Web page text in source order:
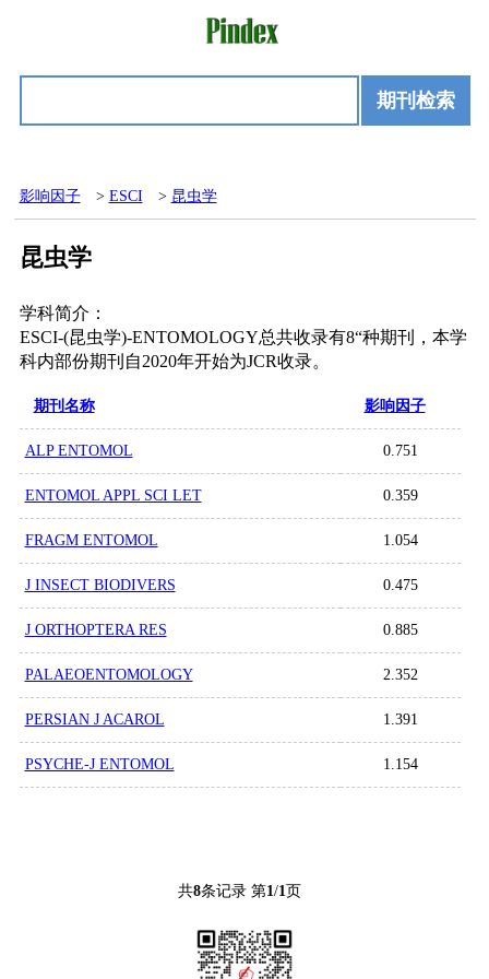
期刊检索
影响因子 > ESCI > 昆虫学
昆虫学
学科简介：
ESCI-(昆虫学)-ENTOMOLOGY总共收录有8“种期刊，本学
科内部份期刊自2020年开始为JCR收录。
期刊名称 影响因子
ALP ENTOMOL 0.751
ENTOMOL APPL SCI LET 0.359
FRAGM ENTOMOL 1.054
J INSECT BIODIVERS 0.475
J ORTHOPTERA RES 0.885
PALAEOENTOMOLOGY 2.352
PERSIAN J ACAROL 1.391
PSYCHE-J ENTOMOL 1.154
共8条记录 第1/1页